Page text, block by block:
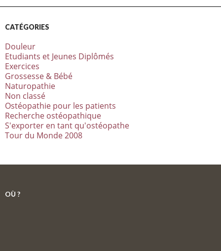
CATÉGORIES
Douleur
Etudiants et Jeunes Diplômés
Exercices
Grossesse & Bébé
Naturopathie
Non classé
Ostéopathie pour les patients
Recherche ostéopathique
S'exporter en tant qu'ostéopathe
Tour du Monde 2008
OÙ ?